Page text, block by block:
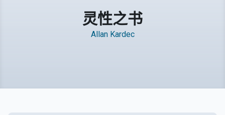
灵性之书
Allan Kardec